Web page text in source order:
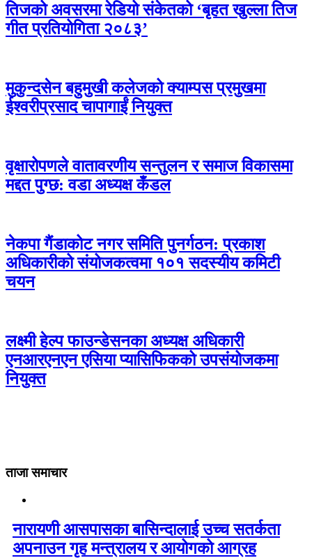
तिजको अवसरमा रेडियो संकेतको ‘बृहत खुल्ला तिज
गीत प्रतियोगिता २०८३’
मुकुन्दसेन बहुमुखी कलेजको क्याम्पस प्रमुखमा
ईश्वरीप्रसाद चापागाईं नियुक्त
वृक्षारोपणले वातावरणीय सन्तुलन र समाज विकासमा
मद्दत पुग्छ: वडा अध्यक्ष कँडल
नेकपा गैंडाकोट नगर समिति पुनर्गठन: प्रकाश
अधिकारीको संयोजकत्वमा १०१ सदस्यीय कमिटी
चयन
लक्ष्मी हेल्प फाउन्डेसनका अध्यक्ष अधिकारी
एनआरएनएन एसिया प्यासिफिकको उपसंयोजकमा
नियुक्त
ताजा समाचार
नारायणी आसपासका बासिन्दालाई उच्च सतर्कता
अपनाउन गृह मन्त्रालय र आयोगको आग्रह